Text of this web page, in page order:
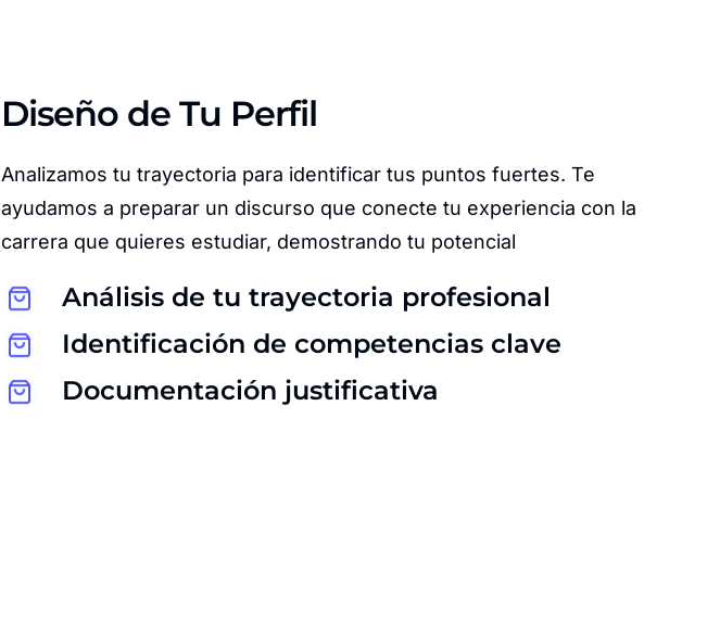
Diseño de Tu Perfil
Analizamos tu trayectoria para identificar tus puntos fuertes. Te
ayudamos a preparar un discurso que conecte tu experiencia con la
carrera que quieres estudiar, demostrando tu potencial
Análisis de tu trayectoria profesional
Identificación de competencias clave
Documentación justificativa